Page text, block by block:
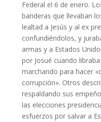
Federal el 6 de enero.
banderas que llevaban
lealtad a Jesús y al ex
confundiéndolos, y
armas y a Estados
por Josué cuando
marchando para hacer
corrupción». Otros
respaldando sus
las elecciones
esfuerzos por salvar a